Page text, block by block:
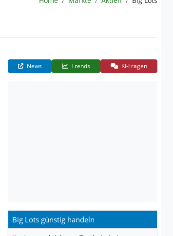
News Trends KI-Fragen
Big Lots günstig handeln